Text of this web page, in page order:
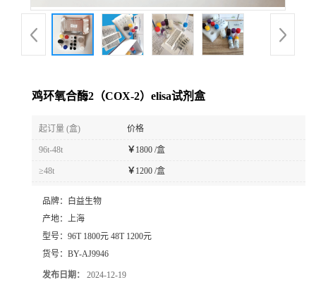
鸡环氧合酶2（COX-2）elisa试剂盒
起订量 (盒) 价格
96t-48t ￥ 1800 /盒
≥48t ￥ 1200 /盒
品牌：
白益生物
产地： 上海
型号： 96T 1800元 48T 1200元
货号： BY-AJ9946
发布日期： 2024-12-19